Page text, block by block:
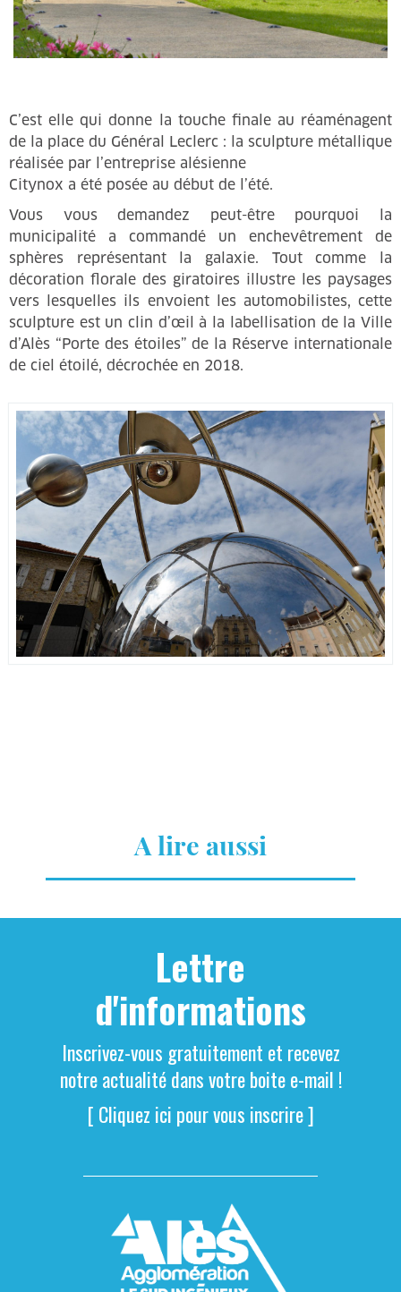
C’est elle qui donne la touche finale au réaménagent
de la place du Général Leclerc : la sculpture métallique
réalisée par l’entreprise alésienne
Citynox a été posée au début de l’été.
Vous vous demandez peut-être pourquoi la
municipalité a commandé un enchevêtrement de
sphères représentant la galaxie. Tout comme la
décoration florale des giratoires illustre les paysages
vers lesquelles ils envoient les automobilistes, cette
sculpture est un clin d’œil à la labellisation de la Ville
d’Alès “Porte des étoiles” de la Réserve internationale
de ciel étoilé, décrochée en 2018.
A lire aussi
Lettre
d'informations
Inscrivez-vous gratuitement et recevez
notre actualité dans votre boite e-mail !
[ Cliquez ici pour vous inscrire ]